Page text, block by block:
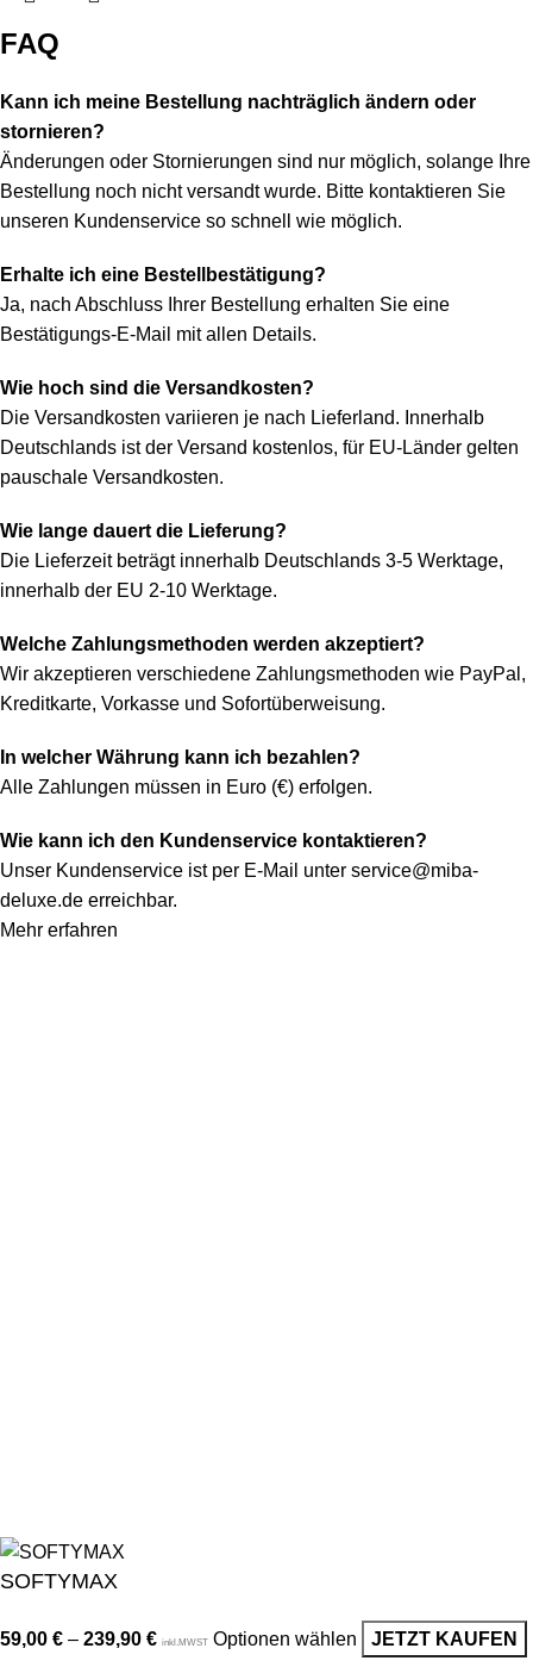
FAQ
Kann ich meine Bestellung nachträglich ändern oder
stornieren?
Änderungen oder Stornierungen sind nur möglich, solange Ihre
Bestellung noch nicht versandt wurde. Bitte kontaktieren Sie
unseren Kundenservice so schnell wie möglich.
Erhalte ich eine Bestellbestätigung?
Ja, nach Abschluss Ihrer Bestellung erhalten Sie eine
Bestätigungs-E-Mail mit allen Details.
Wie hoch sind die Versandkosten?
Die Versandkosten variieren je nach Lieferland. Innerhalb
Deutschlands ist der Versand kostenlos, für EU-Länder gelten
pauschale Versandkosten.
Wie lange dauert die Lieferung?
Die Lieferzeit beträgt innerhalb Deutschlands 3-5 Werktage,
innerhalb der EU 2-10 Werktage.
Welche Zahlungsmethoden werden akzeptiert?
Wir akzeptieren verschiedene Zahlungsmethoden wie PayPal,
Kreditkarte, Vorkasse und Sofortüberweisung.
In welcher Währung kann ich bezahlen?
Alle Zahlungen müssen in Euro (€) erfolgen.
Wie kann ich den Kundenservice kontaktieren?
Unser Kundenservice ist per E-Mail unter service@miba-
deluxe.de erreichbar.
Mehr erfahren
SOFTYMAX
59,00 € – 239,90 € inkl.MWST Optionen wählen JETZT KAUFEN